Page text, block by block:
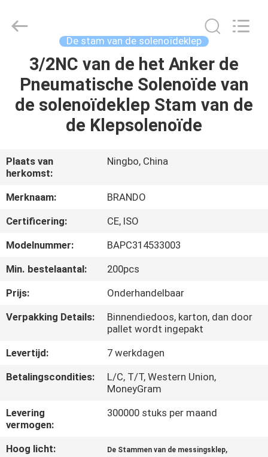
HUIS
PRODUCTEN
ONS
FABRIEKSTOCHT
KWALITEITSCONTROLE
NEEM
CONTACT
MET
OP
EEN
OFFERTE
De stam van de solenoïdeklep
3/2NC van de het Anker de
Pneumatische Solenoïde van
de solenoïdeklep Stam van de
de Klepsolenoïde
Plaats van
herkomst:
Ningbo, China
Merknaam:
BRANDO
Certificering:
CE, ISO
Modelnummer:
BAPC314533003
Min. bestelaantal:
200pcs
Prijs:
Onderhandelbaar
Verpakking Details:
Binnendiedoos, karton, dan door
pallet wordt ingepakt
Levertijd:
7 werkdagen
Betalingscondities:
L/C, T/T, Western Union,
MoneyGram
Levering
vermogen:
300000 stuks per maand
Hoog licht: De Stammen van de messingsklep,